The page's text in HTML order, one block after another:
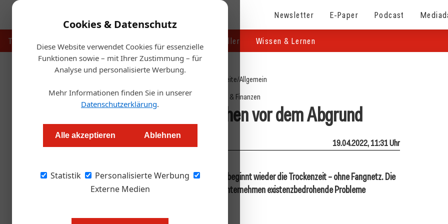
Cookies & Datenschutz
Diese Website verwendet Cookies für essenzielle
Funktionen sowie – mit Ihrer Zustimmung – für
Analyse und personalisierte Werbung.
Mehr Informationen finden Sie in unserer
Datenschutzerklärung.
Alle akzeptieren Ablehnen
Statistik
Personalisierte Werbung
Externe Medien
Newsletter E-Paper Podcast
Touristik Handel & Hersteller Wissen & Lernen
Startseite/Allgemein
Geld & Finanzen
Viele Betriebe stehen vor dem Abgrund
Alexander Grübling 19.04.2022, 11:31 Uhr
Mit 31. März sind die Hilfen ausgelaufen. Jetzt beginnt wieder die Trockenzeit – ohne Fangnetz. Die
ÖGZ erklärt, warum ausgerechnet jetzt viele Unternehmen existenzbedrohende Probleme